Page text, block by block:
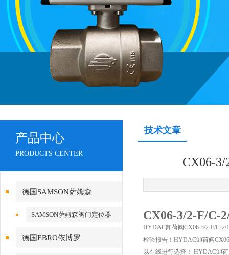
产品中心
PRODUCTS CENTER
德国SAMSON萨姆森
SAMSON萨姆森阀门定位器
德国EBRO依博罗
技术文章
CX06-
CX06-3/2-F/C-
HYDAC卸荷阀CX06-3/2-F/C-2/
检验报告！HYDAC卸荷阀
以在线进行选择！ HYDAC卸